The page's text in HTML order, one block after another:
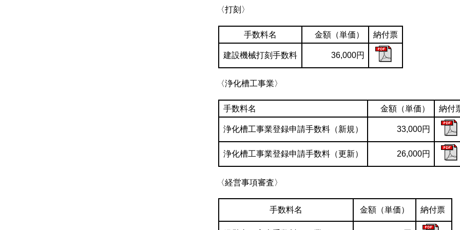
〈打刻〉
手数料名 金額（単価） 納付票
建設機械打刻手数料 36,000円
〈浄化槽工事業〉
手数料名 金額（単価） 納付
浄化槽工事業登録申請手数料（新規） 33,000円
浄化槽工事業登録申請手数料（更新） 26,000円
〈経営事項審査〉
手数料名 金額（単価） 納付票